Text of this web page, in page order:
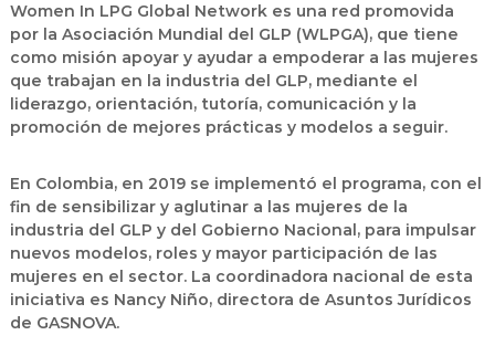
Women In LPG Global Network es una red promovida
por la Asociación Mundial del GLP (WLPGA), que tiene
como misión apoyar y ayudar a empoderar a las mujeres
que trabajan en la industria del GLP, mediante el
liderazgo, orientación, tutoría, comunicación y la
promoción de mejores prácticas y modelos a seguir.
En Colombia, en 2019 se implementó el programa, con el
fin de sensibilizar y aglutinar a las mujeres de la
industria del GLP y del Gobierno Nacional, para impulsar
nuevos modelos, roles y mayor participación de las
mujeres en el sector. La coordinadora nacional de esta
iniciativa es Nancy Niño, directora de Asuntos Jurídicos
de GASNOVA.